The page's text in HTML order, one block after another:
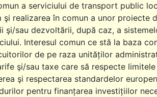
a serviciului de transport public
realizarea în comun a unor proiecte
şi/sau dezvoltării, după caz, a
Interesul comun ce stă la baza
de pe raza unităților
şi/sau taxe care să respecte
şi respectarea standardelor
pentru finanțarea investițiilor